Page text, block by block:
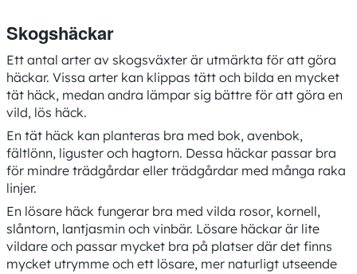
Skogshäckar
Ett antal arter av skogsväxter är utmärkta för att göra
häckar. Vissa arter kan klippas tätt och bilda en mycket
tät häck, medan andra lämpar sig bättre för att göra en
vild, lös häck.
En tät häck kan planteras bra med bok, avenbok,
fältlönn, liguster och hagtorn. Dessa häckar passar bra
för mindre trädgårdar eller trädgårdar med många raka
linjer.
En lösare häck fungerar bra med vilda rosor, kornell,
slåntorn, lantjasmin och vinbär. Lösare häckar är lite
vildare och passar mycket bra på platser där det finns
mycket utrymme och ett lösare, mer naturligt utseende